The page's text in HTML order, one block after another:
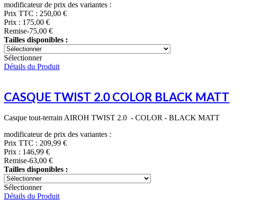
modificateur de prix des variantes :
Prix TTC : 250,00 €
Prix : 175,00 €
Remise-75,00 €
Tailles disponibles :
Sélectionner
Détails du Produit
CASQUE TWIST 2.0 COLOR BLACK MATT
Casque tout-terrain AIROH TWIST 2.0 - COLOR - BLACK MATT
modificateur de prix des variantes :
Prix TTC : 209,99 €
Prix : 146,99 €
Remise-63,00 €
Tailles disponibles :
Sélectionner
Détails du Produit